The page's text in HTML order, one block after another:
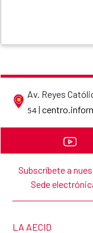
Av. Reyes
54 |
Subscríbete a
Sede
LINK TO THE
LA AECID